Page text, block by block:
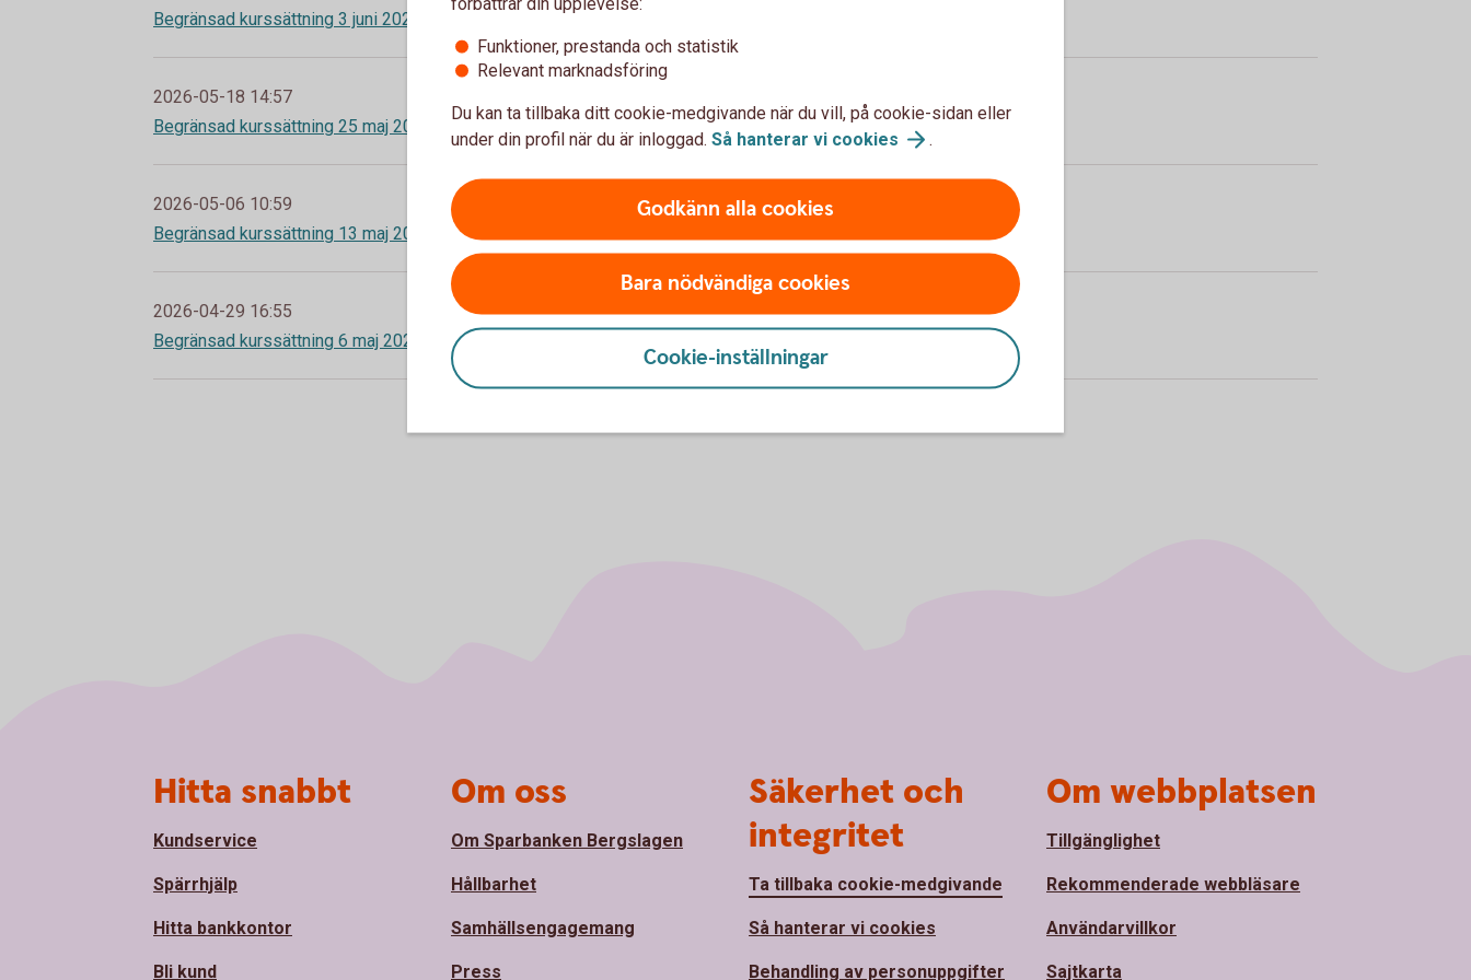
Begränsad kurssättning 3 juni 2026
2026-05-18 14:57
Begränsad kurssättning 25 maj 2026
2026-05-06 10:59
Begränsad kurssättning 13 maj 2026
2026-04-29 16:55
Begränsad kurssättning 6 maj 2026
Funktioner, prestanda och statistik
Relevant marknadsföring
Du kan ta tillbaka ditt cookie-medgivande när du vill, på cookie-sidan eller
under din profil när du är inloggad. Så hanterar vi cookies .
Godkänn alla cookies
Bara nödvändiga cookies
Cookie-inställningar
Hitta snabbt
Kundservice
Spärrhjälp
Hitta bankkontor
Bli kund
Om oss
Om Sparbanken Bergslagen
Hållbarhet
Samhällsengagemang
Press
Säkerhet och
integritet
Ta tillbaka cookie-medgivande
Så hanterar vi cookies
Behandling av personuppgifter
Om webbplatsen
Tillgänglighet
Rekommenderade webbläsare
Användarvillkor
Sajtkarta